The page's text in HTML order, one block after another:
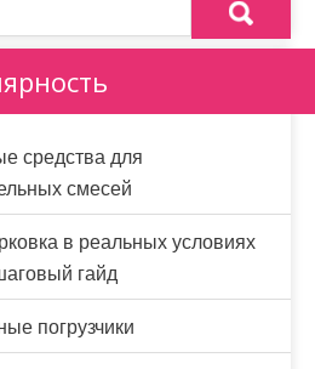
средства для
смесей
в реальных условиях
гайд
погрузчики